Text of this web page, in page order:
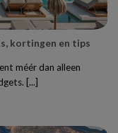
kortingen en tips
méér dan alleen
[...]